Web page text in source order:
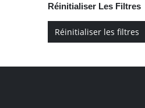
Réinitialiser Les Filtres
Réinitialiser les filtres